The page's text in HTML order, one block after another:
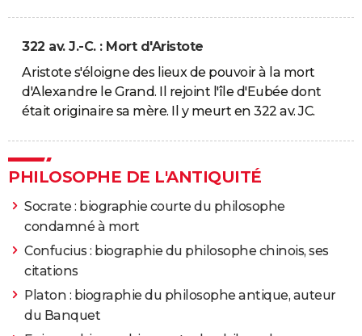
322 av. J.-C. : Mort d'Aristote
Aristote s'éloigne des lieux de pouvoir à la mort
d'Alexandre le Grand. Il rejoint l'île d'Eubée dont
était originaire sa mère. Il y meurt en 322 av. JC.
PHILOSOPHE DE L'ANTIQUITÉ
Socrate : biographie courte du philosophe
condamné à mort
Confucius : biographie du philosophe chinois, ses
citations
Platon : biographie du philosophe antique, auteur
du Banquet